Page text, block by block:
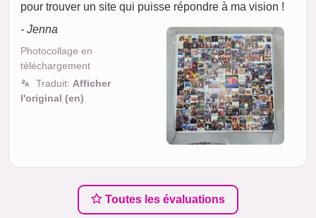
pour trouver un site qui puisse répondre à ma vision !
- Jenna
Photocollage en
téléchargement
Traduit: Afficher
l'original (en)
Toutes les évaluations